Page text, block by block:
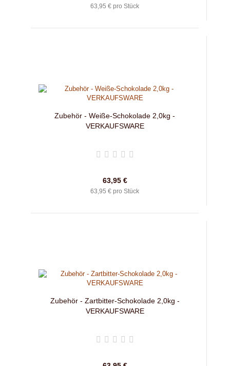
63,95 € pro Stück
Zubehör - Weiße-Schokolade 2,0kg -
VERKAUFSWARE
63,95 €
63,95 € pro Stück
Zubehör - Zartbitter-Schokolade 2,0kg -
VERKAUFSWARE